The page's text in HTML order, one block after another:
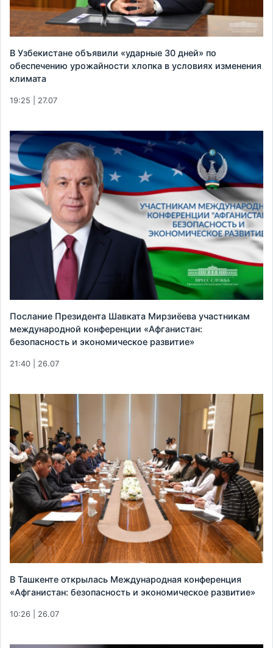
В Узбекистане объявили «ударные 30 дней» по
обеспечению урожайности хлопка в условиях изменения
климата
19:25 | 27.07
Послание Президента Шавката Мирзиёева участникам
международной конференции «Афганистан:
безопасность и экономическое развитие»
21:40 | 26.07
В Ташкенте открылась Международная конференция
«Афганистан: безопасность и экономическое развитие»
10:26 | 26.07